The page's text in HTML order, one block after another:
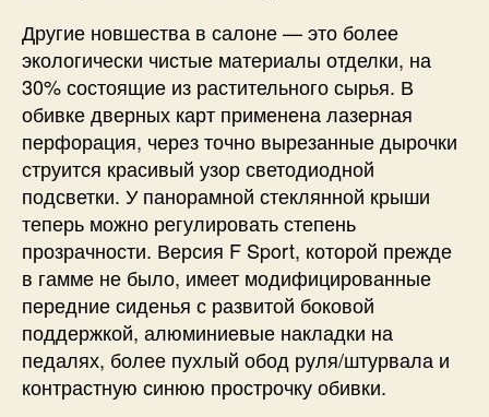
Другие новшества в салоне — это более
экологически чистые материалы отделки, на
30% состоящие из растительного сырья. В
обивке дверных карт применена лазерная
перфорация, через точно вырезанные дырочки
струится красивый узор светодиодной
подсветки. У панорамной стеклянной крыши
теперь можно регулировать степень
прозрачности. Версия F Sport, которой прежде
в гамме не было, имеет модифицированные
передние сиденья с развитой боковой
поддержкой, алюминиевые накладки на
педалях, более пухлый обод руля/штурвала и
контрастную синюю прострочку обивки.